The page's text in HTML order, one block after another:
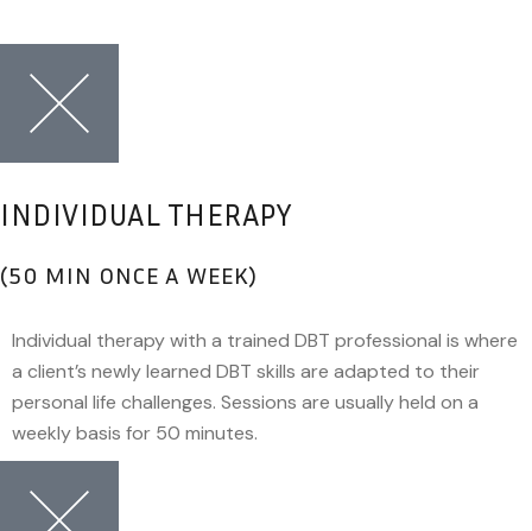
INDIVIDUAL THERAPY
(50 MIN ONCE A WEEK)
Individual therapy with a trained DBT professional is where
a client’s newly learned DBT skills are adapted to their
personal life challenges. Sessions are usually held on a
weekly basis for 50 minutes.